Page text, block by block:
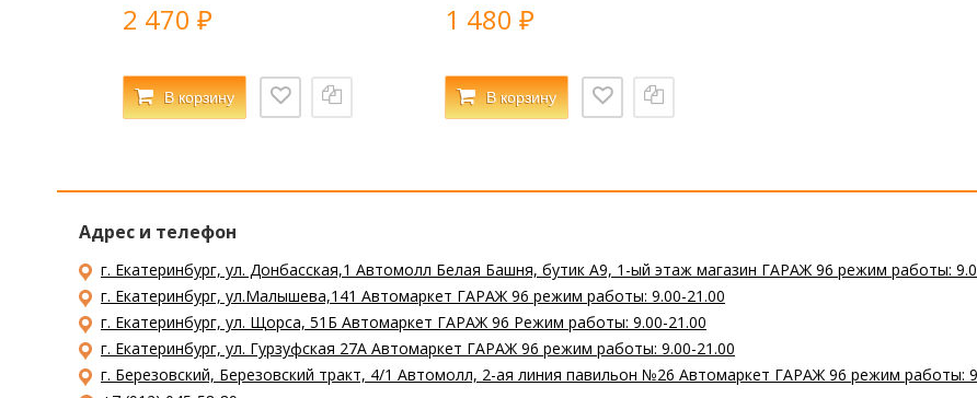
2 470 ₽
В корзину
1 480 ₽
В корзину
Адрес и телефон
г. Екатеринбург, ул. Донбасская,1 Автомолл Белая Башня, бутик А9, 1-ый этаж магазин ГАРАЖ 96 режим работы:
г. Екатеринбург, ул.Малышева,141 Автомаркет ГАРАЖ 96 режим работы: 9.00-21.00
г. Екатеринбург, ул. Щорса, 51Б Автомаркет ГАРАЖ 96 Режим работы: 9.00-21.00
г. Екатеринбург, ул. Гурзуфская 27А Автомаркет ГАРАЖ 96 режим работы: 9.00-21.00
г. Березовский, Березовский тракт, 4/1 Автомолл, 2-ая линия павильон №26 Автомаркет ГАРАЖ 96 режим работы: